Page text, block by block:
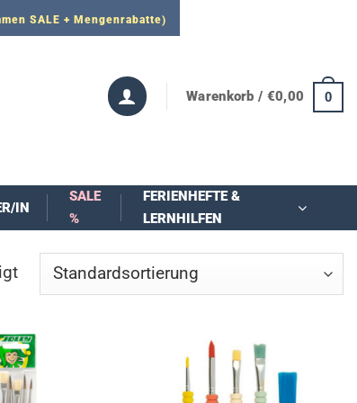
SALE + Mengenrabatte)
Warenkorb / €0,00 0
IN
SALE
%
FERIENHEFTE &
LERNHILFEN